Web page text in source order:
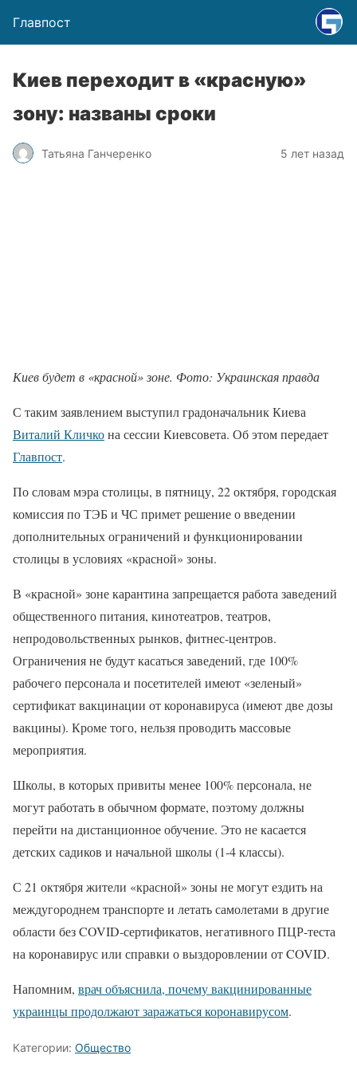
Главпост
Киев переходит в «красную»
зону: названы сроки
Татьяна Ганчеренко 5 лет назад
Киев будет в «красной» зоне. Фото: Украинская правда
С таким заявлением выступил градоначальник Киева
Виталий Кличкона сессии Киевсовета. Об этом передает
Главпост.
По словам мэра столицы, в пятницу, 22 октября, городская
комиссия по ТЭБ и ЧС примет решение о введении
дополнительных ограничений и функционировании
столицы в условиях «красной» зоны.
В «красной» зоне карантина запрещается работа заведений
общественного питания, кинотеатров, театров,
непродовольственных рынков, фитнес-центров.
Ограничения не будут касаться заведений, где 100%
рабочего персонала и посетителей имеют «зеленый»
сертификат вакцинации от коронавируса (имеют две дозы
вакцины). Кроме того, нельзя проводить массовые
мероприятия.
Школы, в которых привиты менее 100% персонала, не
могут работать в обычном формате, поэтому должны
перейти на дистанционное обучение. Это не касается
детских садиков и начальной школы (1-4 классы).
С 21 октября жители «красной» зоны не могут ездить на
междугороднем транспорте и летать самолетами в другие
области без COVID-сертификатов, негативного ПЦР-теста
на коронавирус или справки о выздоровлении от COVID.
Напомним, врач объяснила, почему вакцинированные
украинцы продолжают заражаться коронавирусом.
Категории: Общество